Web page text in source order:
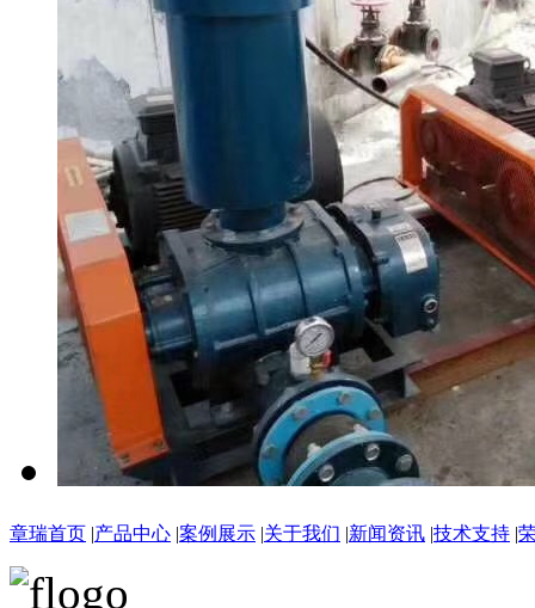
章瑞首页 |产品中心 |案例展示 |关于我们 |新闻资讯 |技术支持 |